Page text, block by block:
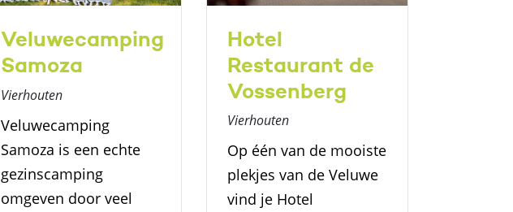
Veluwecamping
Samoza
Vierhouten
Veluwecamping
Samoza is een echte
gezinscamping
omgeven door veel
Hotel
Restaurant de
Vossenberg
Vierhouten
Op één van de mooiste
plekjes van de Veluwe
vind je Hotel